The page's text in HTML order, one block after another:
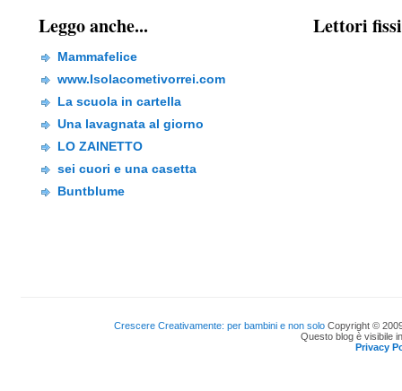
Leggo anche...
Mammafelice
www.Isolacometivorrei.com
La scuola in cartella
Una lavagnata al giorno
LO ZAINETTO
sei cuori e una casetta
Buntblume
Lettori fissi
Crescere Creativamente: per bambini e non solo Copyright ©
Questo blog è visibile
Privacy